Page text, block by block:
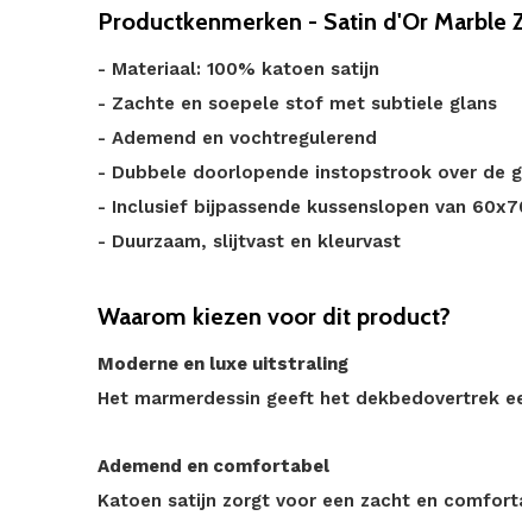
Productkenmerken - Satin d'Or Marble
- Materiaal: 100% katoen satijn
- Zachte en soepele stof met subtiele glans
- Ademend en vochtregulerend
- Dubbele doorlopende instopstrook over de
- Inclusief bijpassende kussenslopen van
- Duurzaam, slijtvast en kleurvast
Waarom kiezen voor dit product?
Moderne en luxe uitstraling
Het marmerdessin geeft het dekbedovertrek
Ademend en comfortabel
Katoen satijn zorgt voor een zacht en